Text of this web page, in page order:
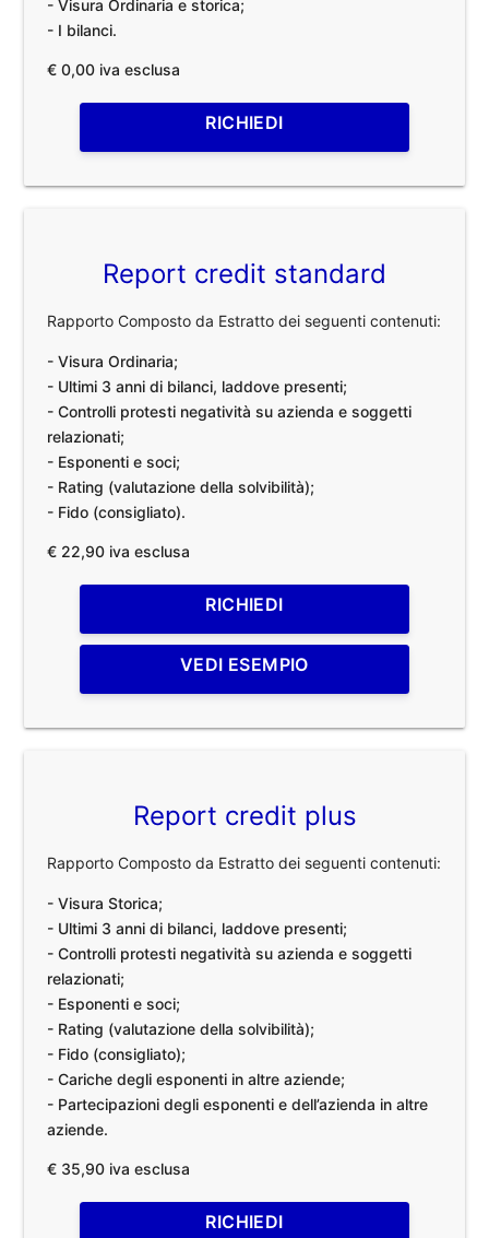
- Visura Ordinaria e storica;
- I bilanci.
€ 0,00 iva esclusa
RICHIEDI
Report credit standard
Rapporto Composto da Estratto dei seguenti contenuti:
- Visura Ordinaria;
- Ultimi 3 anni di bilanci, laddove presenti;
- Controlli protesti negatività su azienda e soggetti
relazionati;
- Esponenti e soci;
- Rating (valutazione della solvibilità);
- Fido (consigliato).
€ 22,90 iva esclusa
RICHIEDI
VEDI ESEMPIO
Report credit plus
Rapporto Composto da Estratto dei seguenti contenuti:
- Visura Storica;
- Ultimi 3 anni di bilanci, laddove presenti;
- Controlli protesti negatività su azienda e soggetti
relazionati;
- Esponenti e soci;
- Rating (valutazione della solvibilità);
- Fido (consigliato);
- Cariche degli esponenti in altre aziende;
- Partecipazioni degli esponenti e dell’azienda in altre
aziende.
€ 35,90 iva esclusa
RICHIEDI